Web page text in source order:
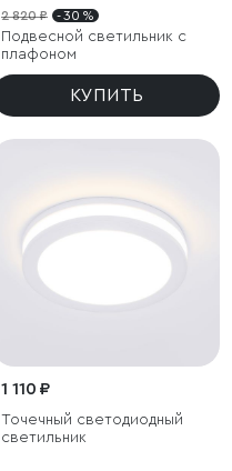
2 820 ₽ - 30 %
Подвесной светильник с
плафоном
КУПИТЬ
1 110 ₽
Точечный светодиодный
светильник